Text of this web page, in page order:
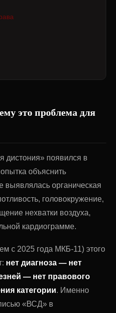
это проблема для
дистония» появился в
объяснить
выявлялась органическая
головокружение,
нехватки воздуха,
кардиограмме.
с 2025 года МКБ-11) этого
нет диагноза — нет
— нет правового
категории. Именно
«ВСД» в